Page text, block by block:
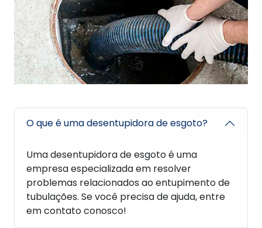
O que é uma desentupidora de esgoto?
Uma desentupidora de esgoto é uma
empresa especializada em resolver
problemas relacionados ao entupimento de
tubulações. Se você precisa de ajuda, entre
em contato conosco!